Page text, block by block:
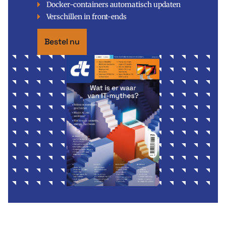
Docker-containers automatisch updaten
Verschillen in front-ends
Bestel nu